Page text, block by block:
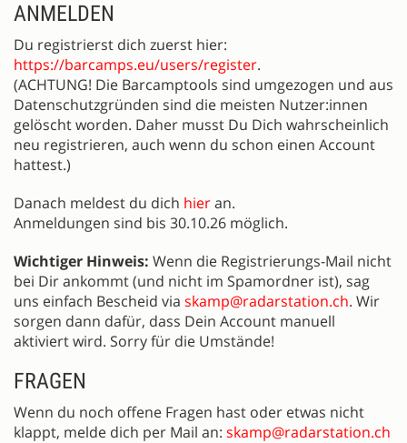
ANMELDEN
Du registrierst dich zuerst hier:
https://barcamps.eu/users/register.
(ACHTUNG! Die Barcamptools sind umgezogen und aus
Datenschutzgründen sind die meisten Nutzer:innen
gelöscht worden. Daher musst Du Dich wahrscheinlich
neu registrieren, auch wenn du schon einen Account
hattest.)
Danach meldest du dich hieran.
Anmeldungen sind bis 30.10.26 möglich.
Wichtiger Hinweis: Wenn die Registrierungs-Mail nicht
bei Dir ankommt (und nicht im Spamordner ist), sag
uns einfach Bescheid via skamp@radarstation.ch. Wir
sorgen dann dafür, dass Dein Account manuell
aktiviert wird. Sorry für die Umstände!
FRAGEN
Wenn du noch offene Fragen hast oder etwas nicht
klappt, melde dich per Mail an: skamp@radarstation.ch